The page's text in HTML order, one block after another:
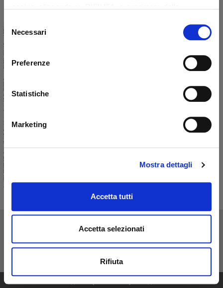
desideri accettare e cliccando ACCETTA SELEZIONATI.
del
consenso
Necessari
Preferenze
Statistiche
Marketing
Mostra dettagli
Accetta tutti
Accetta selezionati
Rifiuta